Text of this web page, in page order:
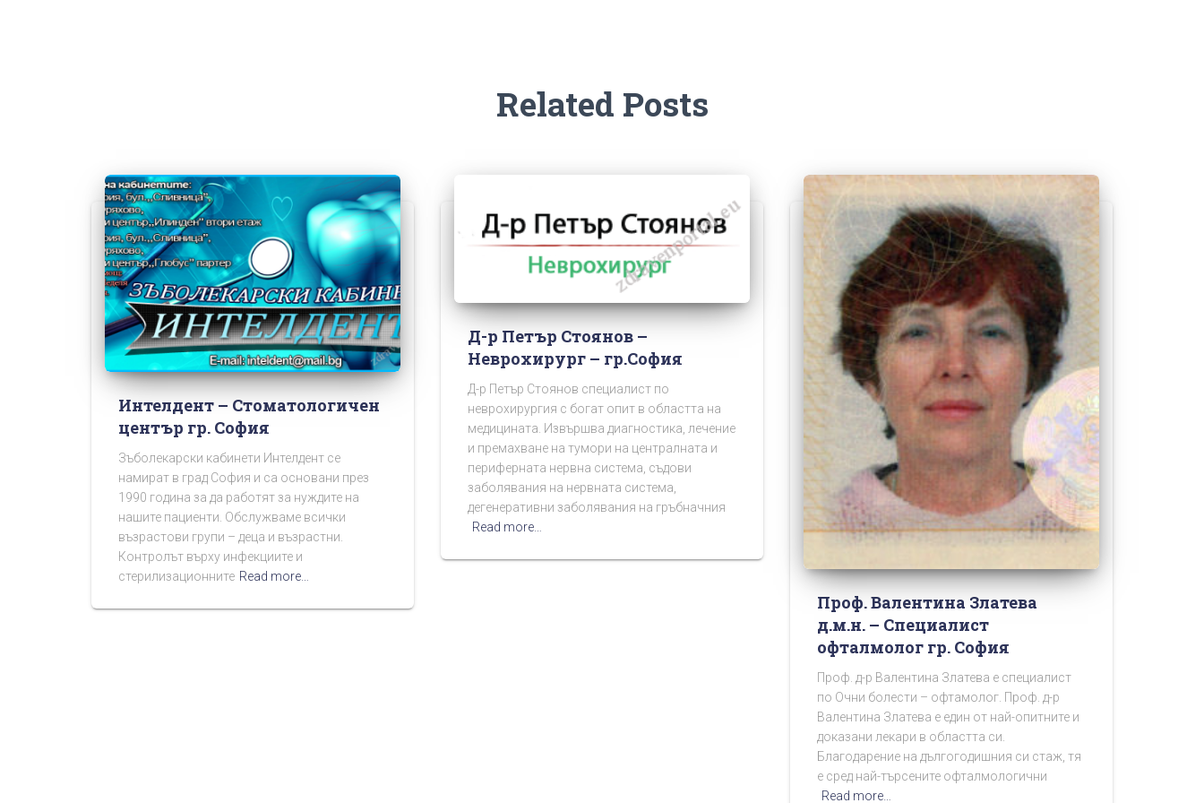
Related Posts
Интелдент – Стоматологичен
център гр. София
Зъболекарски кабинети Интелдент се
намират в град София и са основани през
1990 година за да работят за нуждите на
нашите пациенти. Обслужваме всички
възрастови групи – деца и възрастни.
Контролът върху инфекциите и
стерилизационните Read more…
Д-р Петър Стоянов –
Неврохирург – гр.София
Д-р Петър Стоянов специалист по
неврохирургия с богат опит в областта на
медицината. Извършва диагностика, лечение
и премахване на тумори на централната и
периферната нервна система, съдови
заболявания на нервната система,
дегенеративни заболявания на гръбначния
Read more…
Проф. Валентина Златева
д.м.н. – Специалист
офталмолог гр. София
Проф. д-р Валентина Златева е специалист
по Очни болести – офтамолог. Проф. д-р
Валентина Златева е един от най-опитните и
доказани лекари в областта си.
Благодарение на дългогодишния си стаж, тя
е сред най-търсените офталмологични
Read more…